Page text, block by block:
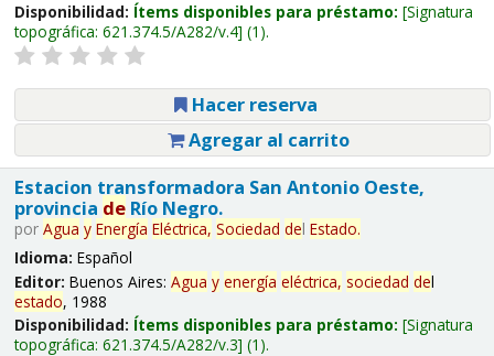
Disponibilidad: Ítems disponibles para préstamo: Signatura
topográfica: 621.374.5/A282/v.4 (1).
Hacer reserva
Agregar al carrito
Estacion transformadora San Antonio Oeste,
provincia deRío Negro.
por Agua y Energía Eléctrica, Sociedad del Estado.
Idioma: Español
Editor: Buenos Aires: Agua y energía eléctrica, sociedad del
estado, 1988
Disponibilidad: Ítems disponibles para préstamo: Signatura
topográfica: 621.374.5/A282/v.3 (1).